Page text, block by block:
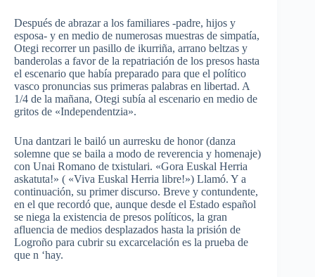
Después de abrazar a los familiares -padre, hijos y
esposa- y en medio de numerosas muestras de simpatía,
Otegi recorrer un pasillo de ikurriña, arrano beltzas y
banderolas a favor de la repatriación de los presos hasta
el escenario que había preparado para que el político
vasco pronuncias sus primeras palabras en libertad. A
1/4 de la mañana, Otegi subía al escenario en medio de
gritos de «Independentzia».
Una dantzari le bailó un aurresku de honor (danza
solemne que se baila a modo de reverencia y homenaje)
con Unai Romano de txistulari. «Gora Euskal Herria
askatuta!» ( «Viva Euskal Herria libre!») Llamó. Y a
continuación, su primer discurso. Breve y contundente,
en el que recordó que, aunque desde el Estado español
se niega la existencia de presos políticos, la gran
afluencia de medios desplazados hasta la prisión de
Logroño para cubrir su excarcelación es la prueba de
que n ‘hay.